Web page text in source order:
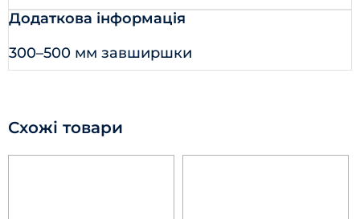
Додаткова інформація
300–500 мм завширшки
Схожі товари